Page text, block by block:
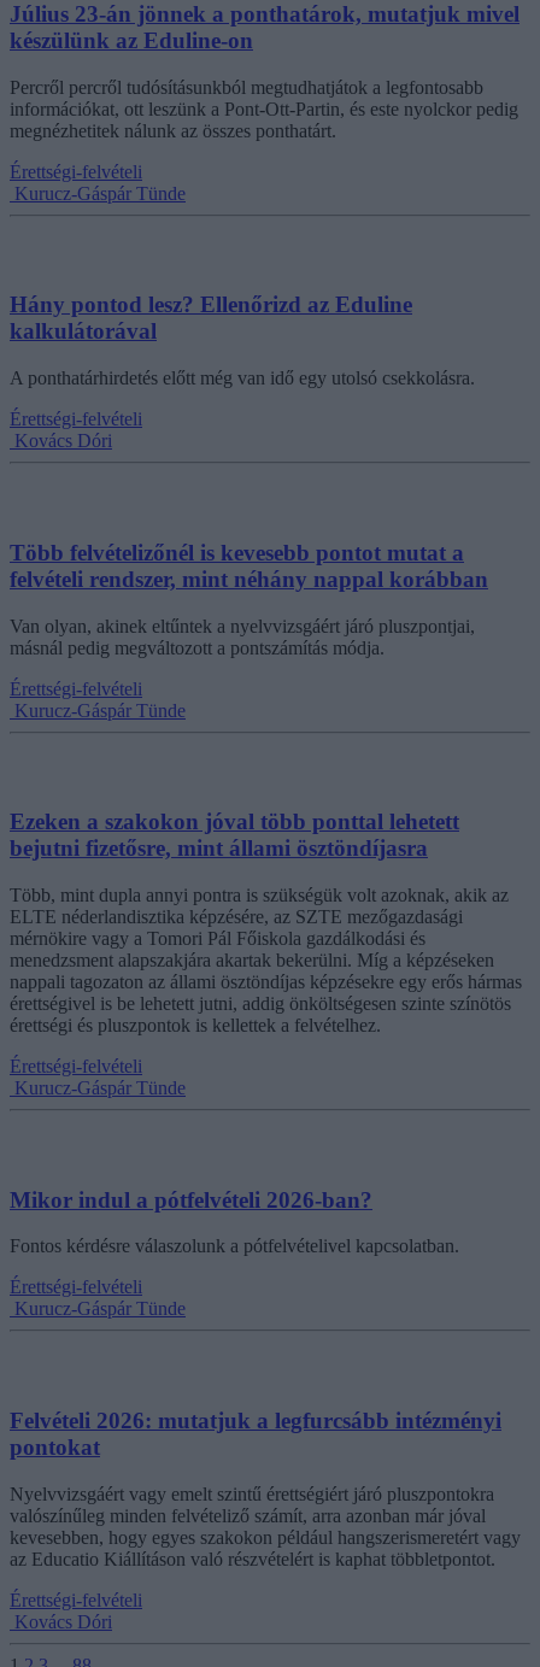
Július 23-án jönnek a ponthatárok, mutatjuk mivel
készülünk az Eduline-on
Percről percről tudósításunkból megtudhatjátok a legfontosabb
információkat, ott leszünk a Pont-Ott-Partin, és este nyolckor pedig
megnézhetitek nálunk az összes ponthatárt.
Érettségi-felvételi
Kurucz-Gáspár Tünde
Hány pontod lesz? Ellenőrizd az Eduline
kalkulátorával
A ponthatárhirdetés előtt még van idő egy utolsó csekkolásra.
Érettségi-felvételi
Kovács Dóri
Több felvételizőnél is kevesebb pontot mutat a
felvételi rendszer, mint néhány nappal korábban
Van olyan, akinek eltűntek a nyelvvizsgáért járó pluszpontjai,
másnál pedig megváltozott a pontszámítás módja.
Érettségi-felvételi
Kurucz-Gáspár Tünde
Ezeken a szakokon jóval több ponttal lehetett
bejutni fizetősre, mint állami ösztöndíjasra
Több, mint dupla annyi pontra is szükségük volt azoknak, akik az
ELTE néderlandisztika képzésére, az SZTE mezőgazdasági
mérnökire vagy a Tomori Pál Főiskola gazdálkodási és
menedzsment alapszakjára akartak bekerülni. Míg a képzéseken
nappali tagozaton az állami ösztöndíjas képzésekre egy erős hármas
érettségivel is be lehetett jutni, addig önköltségesen szinte színötös
érettségi és pluszpontok is kellettek a felvételhez.
Érettségi-felvételi
Kurucz-Gáspár Tünde
Mikor indul a pótfelvételi 2026-ban?
Fontos kérdésre válaszolunk a pótfelvételivel kapcsolatban.
Érettségi-felvételi
Kurucz-Gáspár Tünde
Felvételi 2026: mutatjuk a legfurcsább intézményi
pontokat
Nyelvvizsgáért vagy emelt szintű érettségiért járó pluszpontokra
valószínűleg minden felvételiző számít, arra azonban már jóval
kevesebben, hogy egyes szakokon például hangszerismeretért vagy
az Educatio Kiállításon való részvételért is kaphat többletpontot.
Érettségi-felvételi
Kovács Dóri